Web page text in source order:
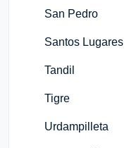
San Pedro
Santos Lugares
Tandil
Tigre
Urdampilleta